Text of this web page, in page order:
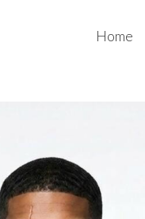
Home